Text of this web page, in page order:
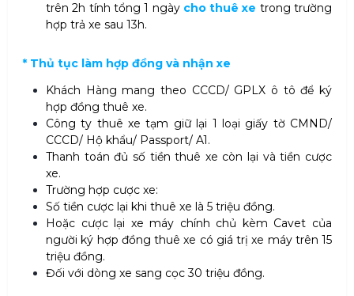
trên 2h tính tổng 1 ngày cho thuê xe trong trường
hợp trả xe sau 13h.
* Thủ tục làm hợp đồng và nhận xe
Khách Hàng mang theo CCCD/ GPLX ô tô để ký
hợp đồng thuê xe.
Công ty thuê xe tạm giữ lại 1 loại giấy tờ CMND/
CCCD/ Hộ khẩu/ Passport/ A1.
Thanh toán đủ số tiền thuê xe còn lại và tiền cược
xe.
Trường hợp cược xe:
Số tiền cược lại khi thuê xe là 5 triệu đồng.
Hoặc cược lại xe máy chính chủ kèm Cavet của
người ký hợp đồng thuê xe có giá trị xe máy trên 15
triệu đồng.
Đối với dòng xe sang cọc 30 triệu đồng.